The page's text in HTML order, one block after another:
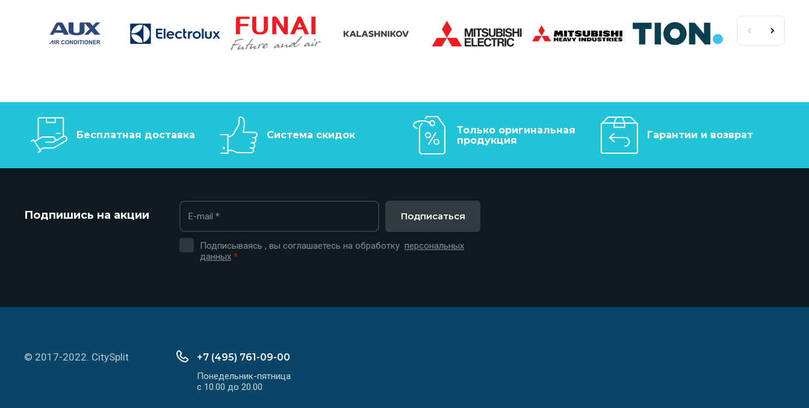
Бесплатная доставка Система скидок
Только оригинальная
продукция
Гарантии и возврат
Подпишись на акции
Подписываясь , вы соглашаетесь на обработку персональных
данных *
Подписаться
© 2017-2022. CitySplit +7 (495) 761-09-00
Понедельник-пятница
с 10.00 до 20.00